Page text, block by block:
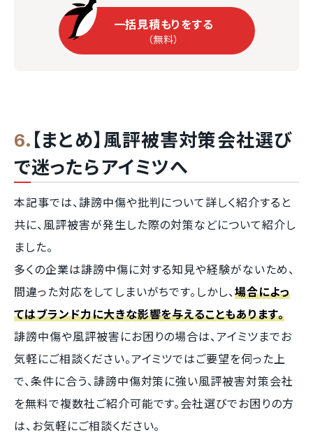
一括見積もりをする
（無料）
【まとめ】風評被害対策会社選び
で迷ったらアイミツへ
本記事では、誹謗中傷や批判について詳しく紹介すると
共に、風評被害が発生した際の対策などについて紹介し
ました。
多くの企業は誹謗中傷に対する知見や経験がないため、
間違った対応をしてしまいがちです。しかし、場合によっ
てはブランド力に大きな影響を与えることもあります。
誹謗中傷や風評被害にお困りの場合は、アイミツまでお
気軽にご相談ください。アイミツではご要望を伺った上
で、条件に合う、誹謗中傷対策に強い風評被害対策会社
を無料で複数社ご紹介可能です。会社選びでお困りの方
は、お気軽にご相談ください。